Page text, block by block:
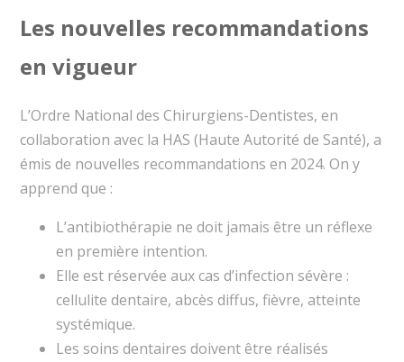
Les nouvelles recommandations
en vigueur
L’Ordre National des Chirurgiens-Dentistes, en
collaboration avec la HAS (Haute Autorité de Santé), a
émis de nouvelles recommandations en 2024. On y
apprend que :
L’antibiothérapie ne doit jamais être un réflexe
en première intention.
Elle est réservée aux cas d’infection sévère :
cellulite dentaire, abcès diffus, fièvre, atteinte
systémique.
Les soins dentaires doivent être réalisés